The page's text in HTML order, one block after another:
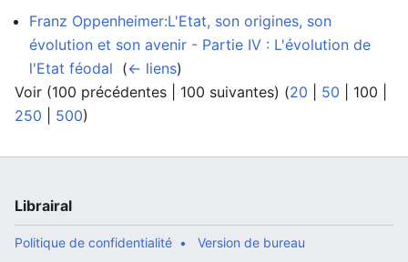
Franz Oppenheimer:L'Etat, son origines, son
évolution et son avenir - Partie IV : L'évolution de
l'Etat féodal (← liens)
Voir (100 précédentes 100 suivantes) (20 50 100
250
500)
Librairal
Politique de confidentialité Version de bureau